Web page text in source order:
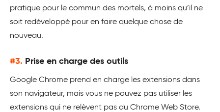
pratique pour le commun des mortels, à moins qu’il ne
soit redéveloppé pour en faire quelque chose de
nouveau.
#3. Prise en charge des outils
Google Chrome prend en charge les extensions dans
son navigateur, mais vous ne pouvez pas utiliser les
extensions qui ne relèvent pas du Chrome Web Store.